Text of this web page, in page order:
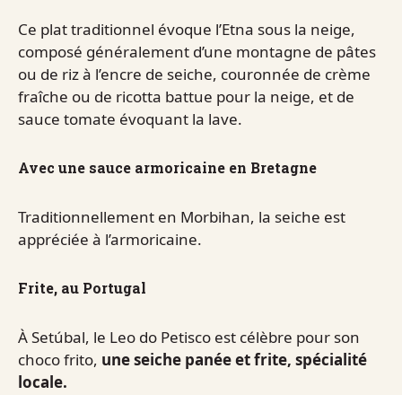
Ce plat traditionnel évoque l’Etna sous la neige,
composé généralement d’une montagne de pâtes
ou de riz à l’encre de seiche, couronnée de crème
fraîche ou de ricotta battue pour la neige, et de
sauce tomate évoquant la lave.
Avec une sauce armoricaine en Bretagne
Traditionnellement en Morbihan, la seiche est
appréciée à l’armoricaine.
Frite, au Portugal
À Setúbal, le Leo do Petisco est célèbre pour son
choco frito, une seiche panée et frite, spécialité
locale.